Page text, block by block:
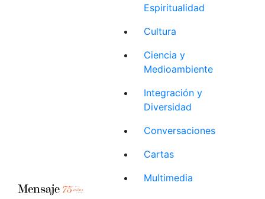
Espiritualidad
Cultura
Ciencia y
Medioambiente
Integración y
Diversidad
Conversaciones
Cartas
Multimedia